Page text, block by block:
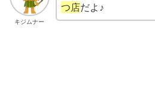
キジムナー
つ店だよ♪